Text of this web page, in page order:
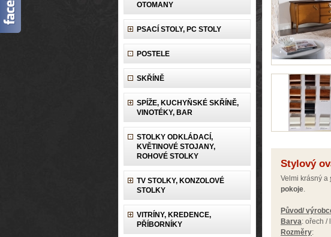
OTOMANY
PSACÍ STOLY, PC STOLY
POSTELE
SKŘÍNĚ
SPÍŽE, KUCHYŇSKÉ SKŘÍNĚ,
VINOTÉKY, BAR
STOLKY ODKLÁDACÍ,
KVĚTINOVÉ STOJANY,
ROHOVÉ STOLKY
TV STOLKY, KONZOLOVÉ
STOLKY
VITRÍNY, KREDENCE,
PŘÍBORNÍKY
Stylový
Velmi krásný a
pokoje.
Původ/
Barva: ořech /
Rozměry: